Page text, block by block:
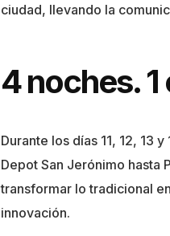
ciudad, llevando la
4 noches.
Durante los días 11, 12, 13
Depot San Jerónimo hasta
transformar lo tradicional
innovación.